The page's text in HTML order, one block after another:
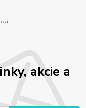
akcie a